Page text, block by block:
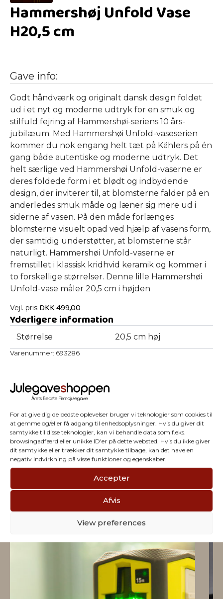
For at give dig de bedste oplevelser bruger vi teknologier som cookies til
at gemme og/eller få adgang til enhedsoplysninger. Hvis du giver dit
samtykke til disse teknologier, kan vi behandle data som f.eks.
browsingadfærd eller unikke ID'er på dette websted. Hvis du ikke giver
dit samtykke eller trækker dit samtykke tilbage, kan det have en
negativ indvirkning på visse funktioner og egenskaber.
Accepter
Afvis
View preferences
Hammershøj Unfold Vase
H20,5 cm
Gave info:
Godt håndværk og originalt dansk design foldet
ud i et nyt og moderne udtryk for en smuk og
stilfuld fejring af Hammershøi-seriens 10 års-
jubilæum. Med Hammershøi Unfold-vaseserien
kommer du nok engang helt tæt på Kählers på én
gang både autentiske og moderne udtryk. Det
helt særlige ved Hammershøi Unfold-vaserne er
deres foldede form i et blødt og indbydende
design, der inviterer til, at blomsterne falder på en
anderledes smuk måde og læner sig mere ud i
siderne af vasen. På den måde forlænges
blomsterne visuelt opad ved hjælp af vasens form,
der samtidig understøtter, at blomsterne står
naturligt. Hammershøi Unfold-vaserne er
fremstillet i klassisk kridhvid keramik og kommer i
to forskellige størrelser. Denne lille Hammershøi
Unfold-vase måler 20,5 cm i højden
Vejl. pris DKK499,00
Yderligere information
Størrelse 20,5 cm høj
Varenummer: 693286
Vi har julegaver til hele
firmaet